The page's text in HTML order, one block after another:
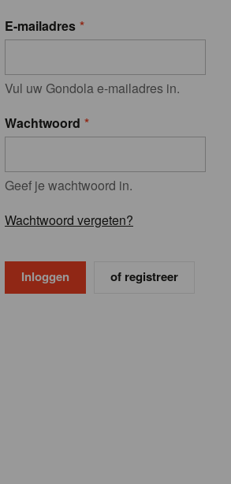
E-mailadres
Vul uw Gondola e-mailadres in.
Wachtwoord
Geef je wachtwoord in.
Wachtwoord vergeten?
of registreer